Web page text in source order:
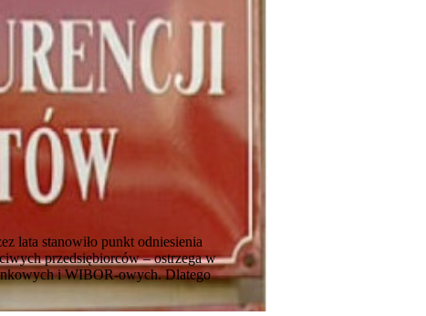
lata stanowiło punkt odniesienia
przedsiębiorców – ostrzega w
i WIBOR-owych. Dlatego